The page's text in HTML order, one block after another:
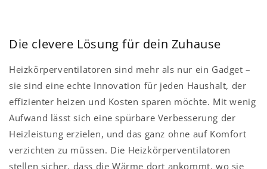
Die clevere Lösung für dein Zuhause
Heizkörperventilatoren sind mehr als nur ein Gadget –
sie sind eine echte Innovation für jeden Haushalt, der
effizienter heizen und Kosten sparen möchte. Mit wenig
Aufwand lässt sich eine spürbare Verbesserung der
Heizleistung erzielen, und das ganz ohne auf Komfort
verzichten zu müssen. Die Heizkörperventilatoren
stellen sicher, dass die Wärme dort ankommt, wo sie